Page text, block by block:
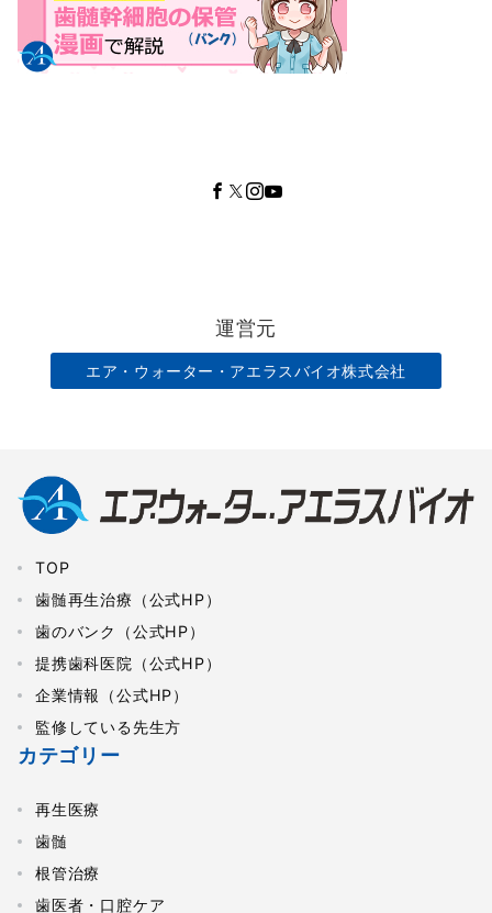
運営元
エア・ウォーター・アエラスバイオ株式会社
TOP
歯髄再生治療（公式HP）
歯のバンク（公式HP）
提携歯科医院（公式HP）
企業情報（公式HP）
監修している先生方
カテゴリー
再生医療
歯髄
根管治療
歯医者・口腔ケア